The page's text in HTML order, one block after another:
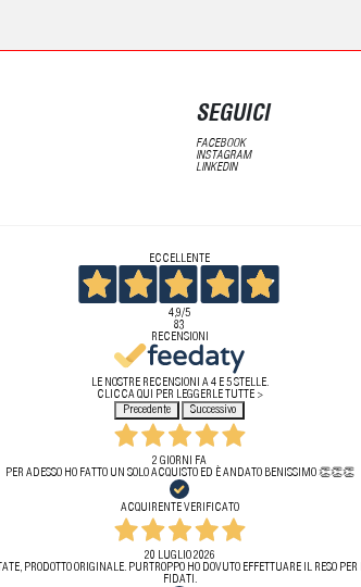
SEGUICI
FACEBOOK
INSTAGRAM
LINKEDIN
ECCELLENTE
4,9/5
83
RECENSIONI
LE NOSTRE RECENSIONI A 4 E 5 STELLE.
CLICCA QUI PER LEGGERLE TUTTE >
Precedente
Successivo
2 GIORNI FA
PER ADESSO HO FATTO UN SOLO ACQUISTO ED È ANDATO BENISSIMO 👏👏👏
ACQUIRENTE VERIFICATO
20 LUGLIO 2026
PRODOTTO ORIGINALE. PURTROPPO HO DOVUTO EFFETTUARE IL
FIDATI.